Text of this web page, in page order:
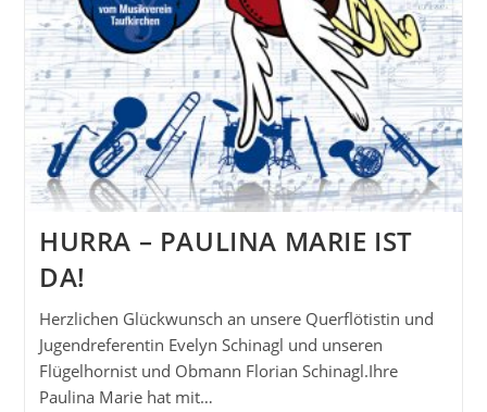
HURRA – PAULINA MARIE IST
DA!
Herzlichen Glückwunsch an unsere Querflötistin und
Jugendreferentin Evelyn Schinagl und unseren
Flügelhornist und Obmann Florian Schinagl.Ihre
Paulina Marie hat mit…